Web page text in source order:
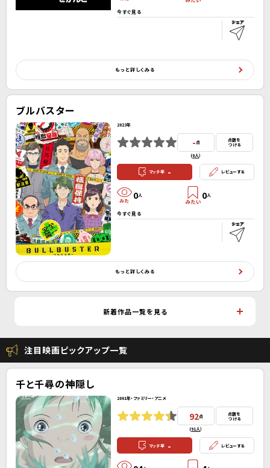
今すぐ見る
もっと詳しくみる
ブルバスター
2023年
-点
(0人）
点数を
つける
マッチ率 - レビューする
0人 0人
今すぐ見る
もっと詳しくみる
新着作品一覧を見る
注目映画ピックアップ一覧
千と千尋の神隠し
2001年・ファミリー・アニメ
92点
(91人）
点数を
つける
マッチ率 - レビューする